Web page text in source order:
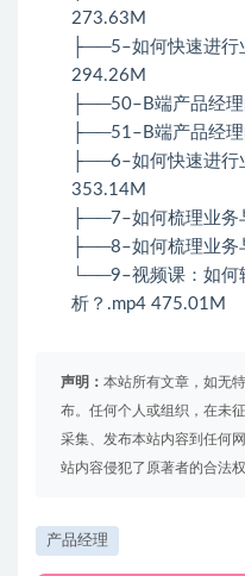
273.63M
├──5–如何快速进行
294.26M
├──50–B端产品经
├──51–B端产品经
├──6–如何快速进行
353.14M
├──7–如何梳理业务
├──8–如何梳理业务
└──9–视频课：如何
析？.mp4 475.01M
声明： 本站所有文章，如无
布。任何个人或组织，在未
采集、发布本站内容到任何
站内容侵犯了原著者的合法
产品经理